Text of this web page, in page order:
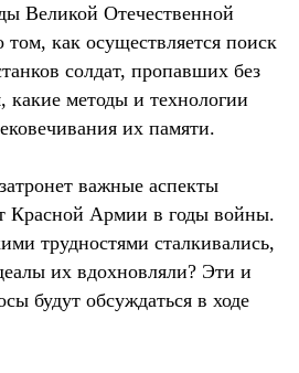
Великой Отечественной
как осуществляется поиск
солдат, пропавших без
какие методы и технологии
их памяти.
важные аспекты
Красной Армии в годы войны.
трудностями сталкивались,
их вдохновляли? Эти и
будут обсуждаться в ходе